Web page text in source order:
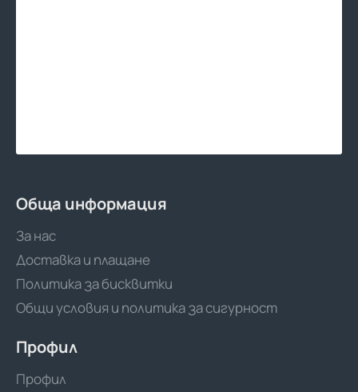
Обща информация
За нас
Доставка и плащане
Политика за бисквитки
Общи условия и политика за сигурност
Профил
Профил